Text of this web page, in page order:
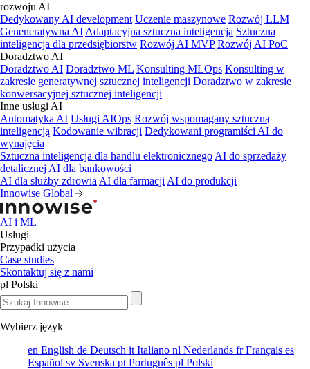
rozwoju AI
Dedykowany AI development Uczenie maszynowe Rozwój LLM
Geneneratywna AI Adaptacyjna sztuczna inteligencja Sztuczna
inteligencja dla przedsiębiorstw Rozwój AI MVP Rozwój AI PoC
Doradztwo AI
Doradztwo AI Doradztwo ML Konsulting MLOps Konsulting w
zakresie generatywnej sztucznej inteligencji Doradztwo w zakresie
konwersacyjnej sztucznej inteligencji
Inne usługi AI
Automatyka AI Usługi AIOps Rozwój wspomagany sztuczną
inteligencją Kodowanie wibracji Dedykowani programiści AI do
wynajęcia
Sztuczna inteligencja dla handlu elektronicznego AI do sprzedaży
detalicznej AI dla bankowości
AI dla służby zdrowia AI dla farmacji AI do produkcji
Innowise Global
AI i ML
Usługi
Przypadki użycia
Case studies
Skontaktuj się z nami
pl Polski
Wybierz język
en English de Deutsch it Italiano nl Nederlands frFrançais es
Español sv Svenska pt Português pl Polski